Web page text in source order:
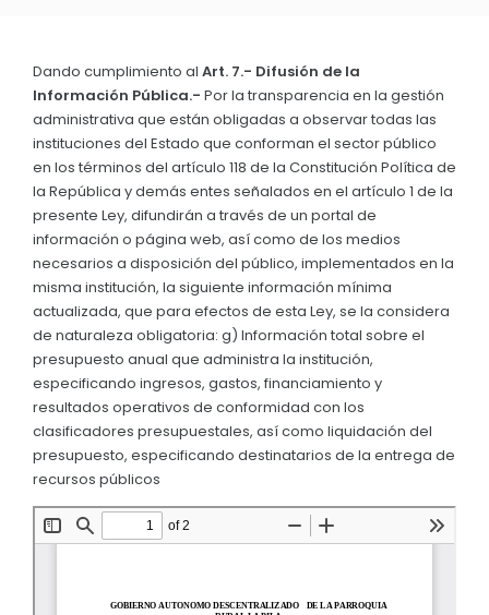
Ubicación
Clima
NEW
Sesiones Extraordinarias
Resoluciones
Convocatorias
GESTIÓN ADMINISTRATIVA
Plan de desarrollo y Ordenamiento Territorial -
Plan Anual Contratación - PAC
Plan Operativo Anual - POA
Convenios Institucionales
PRESUPUESTO: EJECUCIÓN Y REPORTES
Cédulas presupuestarias y balances
Procesos de contratación
Ejecución Presupuestaria
CIUDADANÍA ACTIVA
Solicitud de acceso información pública
TURISMO
Dando cumplimiento al Art. 7.- Difusión de la
Información Pública.- Por la transparencia en la gestión
administrativa que están obligadas a observar todas las
instituciones del Estado que conforman el sector público
en los términos del artículo 118 de la Constitución Política de
la República y demás entes señalados en el artículo 1 de la
presente Ley, difundirán a través de un portal de
información o página web, así como de los medios
necesarios a disposición del público, implementados en la
misma institución, la siguiente información mínima
actualizada, que para efectos de esta Ley, se la considera
de naturaleza obligatoria: g) Información total sobre el
presupuesto anual que administra la institución,
especificando ingresos, gastos, financiamiento y
resultados operativos de conformidad con los
clasificadores presupuestales, así como liquidación del
presupuesto, especificando destinatarios de la entrega de
recursos públicos